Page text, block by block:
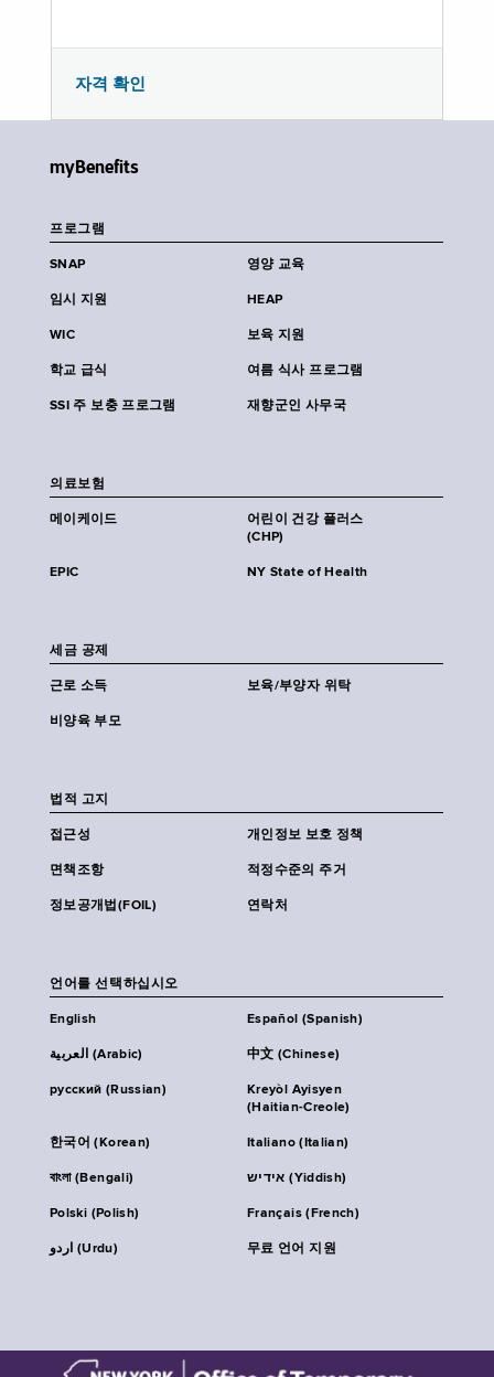
자격 확인
myBenefits
프로그램
SNAP 영양 교육
임시 지원 HEAP
WIC 보육 지원
학교 급식 여름 식사 프로그램
SSI 주 보충 프로그램 재향군인 사무국
의료보험
메이케이드
어린이 건강 플러스
(CHP)
EPIC NY State of Health
세금 공제
근로 소득 보육/부양자 위탁
비양육 부모
법적 고지
접근성 개인정보 보호 정책
면책조항 적정수준의 주거
정보공개법(FOIL) 연락처
언어를 선택하십시오
English Español (Spanish)
العربية (Arabic) 中文 (Chinese)
русский (Russian)
Kreyòl Ayisyen
(Haitian-Creole)
한국어 (Korean) Italiano (Italian)
বাংলা (Bengali) אידיש (Yiddish)
Polski (Polish) Français (French)
اردو (Urdu) 무료 언어 지원